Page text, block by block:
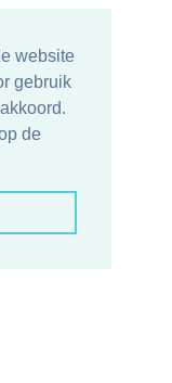
website
gebruik
de